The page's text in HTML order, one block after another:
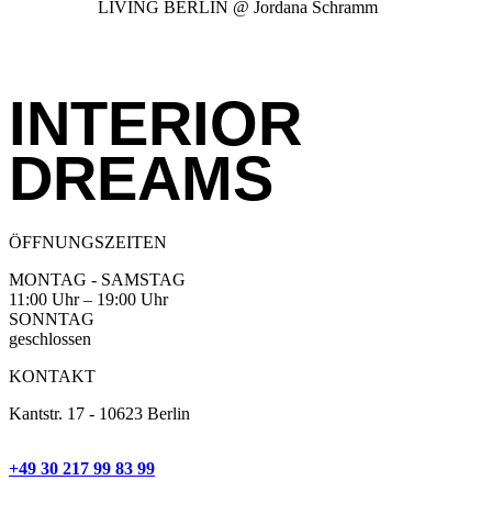
LIVING BERLIN @ Jordana Schramm
INTERIOR
DREAMS
ÖFFNUNGSZEITEN
MONTAG - SAMSTAG
11:00 Uhr – 19:00 Uhr
SONNTAG
geschlossen
KONTAKT
Kantstr. 17 - 10623 Berlin
+49 30 217 99 83 99